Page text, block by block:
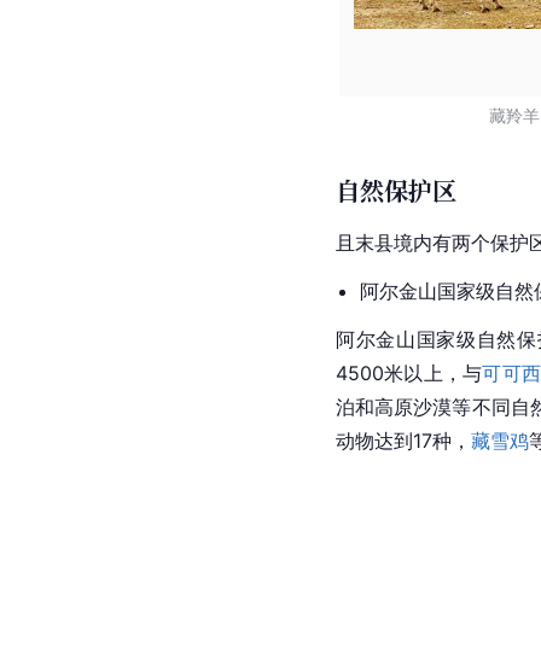
藏羚羊
自然保护区
且末县境内有两个保护
阿尔金山国家级自然
阿尔金山国家级自然
4500米以上，与可可
泊和高原沙漠等不同自
动物达到17种， 藏雪鸡